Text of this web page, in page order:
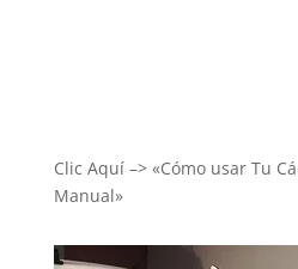
Clic Aquí –> «Cómo usar Tu
Manual»